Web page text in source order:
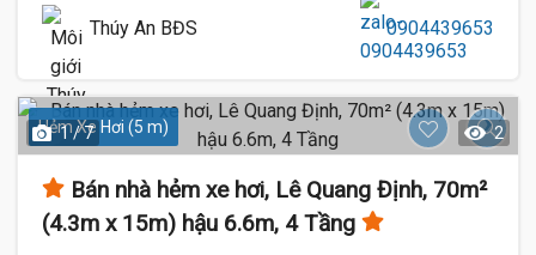
Thúy An BĐS 0904439653
Hẻm Xe Hơi (5 m)
1 / 7 2
Bán nhà hẻm xe hơi, Lê Quang Định, 70m²
(4.3m x 15m) hậu 6.6m, 4 Tầng